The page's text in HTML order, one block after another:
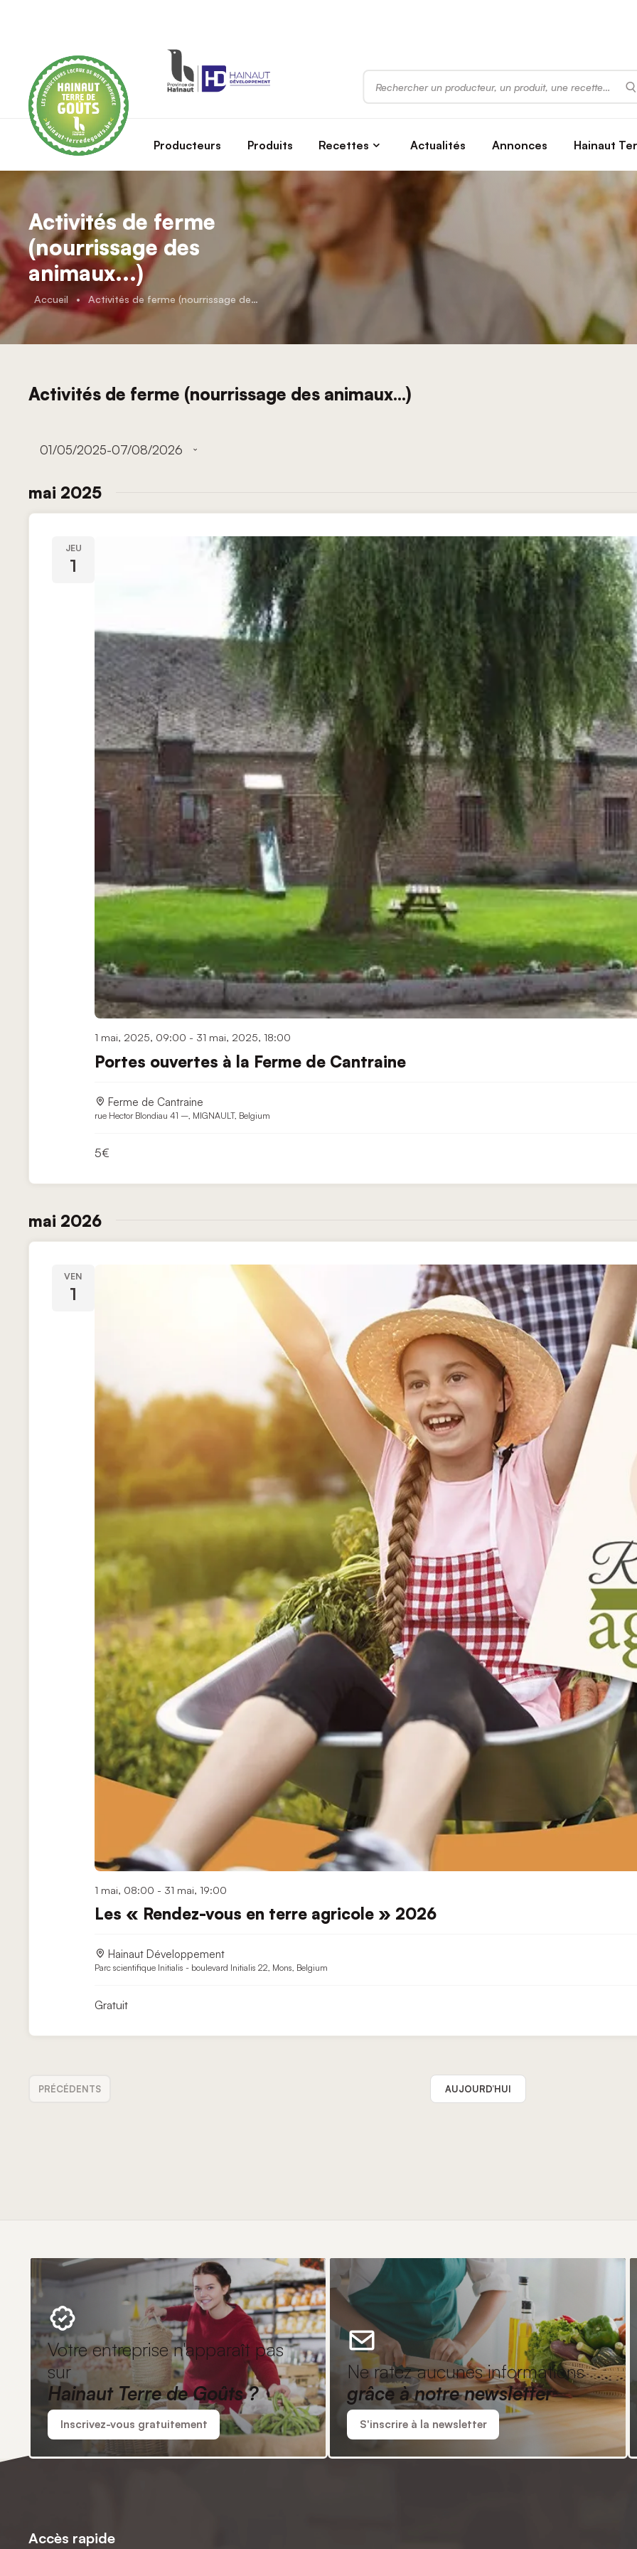
Rechercher
Producteurs Produits Recettes Actualités Annonces Hainaut
Activités de ferme
(nourrissage des
animaux...)
Accueil • Activités de ferme (nourrissage des animaux...)
Activités de ferme (nourrissage des animaux...)
01/05/2025-07/08/2026
date.
mai 2025
JEU
1
Portes ouvertes à la Ferme de Cantraine
1 mai, 2025, 09:00 - 31 mai, 2025, 18:00
Ferme de Cantraine
rue Hector Blondiau 41 –, MIGNAULT, Belgium
5€
mai 2026
VEN
1
Les « Rendez-vous en terre agricole » 2026
1 mai, 08:00 - 31 mai, 19:00
Hainaut Développement
Parc scientifique Initialis - boulevard Initialis 22, Mons, Belgium
Gratuit
ÉVÈNEMENTS
PRÉCÉDENTS AUJOURD’HUI
Votre entreprise n'apparaît pas
sur
Hainaut Terre de Goûts ?
Inscrivez-vous gratuitement
Ne ratez aucunes informations
grâce à notre newsletter
S'inscrire à la newsletter
Accès rapide